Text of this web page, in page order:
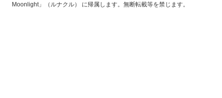
Moonlight」（ルナクル） に帰属します。無断転載等を禁じます。